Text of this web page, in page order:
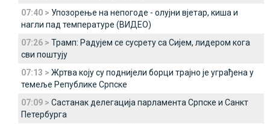
07:40 > Упозорење на непогоде - олујни вјетар, киша и
нагли пад температуре (ВИДЕО)
07:26 > Трамп: Радујем се сусрету са Сијем, лидером кога
сви поштују
07:13 > Жртва коју су поднијели борци трајно је уграђена у
темеље Републике Српске
07:09 > Састанак делегација парламента Српске и Санкт
Петербурга